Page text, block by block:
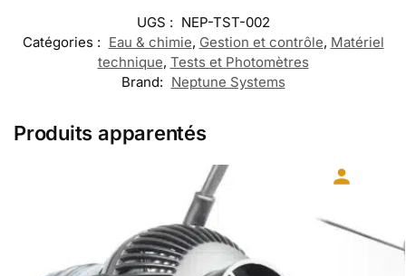
UGS : NEP-TST-002
Catégories : Eau & chimie, Gestion et contrôle, Matériel
technique, Tests et Photomètres
Brand: Neptune Systems
Produits apparentés